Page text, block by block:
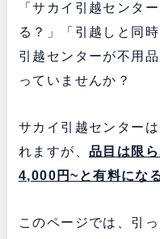
「サカイ引越センタ
る？」「引越しと同
引越センターが不用
っていませんか？
サカイ引越センター
れますが、 品目は限
4,000円~と有料にな
このページでは、引